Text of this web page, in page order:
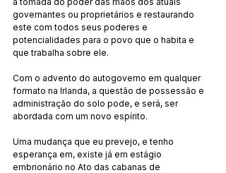
governantes ou proprietários e restaurando
este com todos seus poderes e
potencialidades para o povo que o habita e
que trabalha sobre ele.
Com o advento do autogoverno em qualquer
formato na Irlanda, a questão de possessão e
administração do solo pode, e será, ser
abordada com um novo espírito.
Uma mudança que eu prevejo, e tenho
esperança em, existe já em estágio
embrionário no Ato das cabanas de